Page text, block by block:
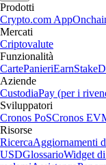
Prodotti
Crypto.com App
Mercati
Criptovalute
Funzionalità
CartePanieriEarnStake
Aziende
CustodiaPay (per i
Sviluppatori
Cronos PoSCronos
Risorse
RicercaAggiornamenti
USDGlossarioWidget